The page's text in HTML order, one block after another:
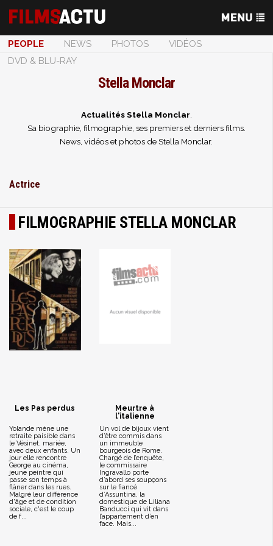
PEOPLE NEWS PHOTOS
VIDÉOS
DVD & BLU-RAY
Stella Monclar
Actualités Stella Monclar
Sa biographie, filmographie, ses premiers et derniers films.
News, vidéos et photos de Stella Monclar.
Actrice
FILMOGRAPHIE STELLA MONCLAR
Les Pas perdus
Yolande mène une
retraite paisible dans
le Vésinet, mariée,
avec deux enfants. Un
jour elle rencontre
George au cinéma,
jeune peintre qui
passe son temps à
flâner dans les rues.
Malgré leur différence
d'âge et de condition
sociale, c'est le coup
de f...
Meurtre à
l'italienne
Un vol de bijoux vient
d’être commis dans
un immeuble
bourgeois de Rome.
Chargé de l’enquête,
le commissaire
Ingravallo porte
d’abord ses soupçons
sur le fiancé
d’Assuntina, la
domestique de Liliana
Banducci qui vit dans
l’appartement d’en
face. Mais...